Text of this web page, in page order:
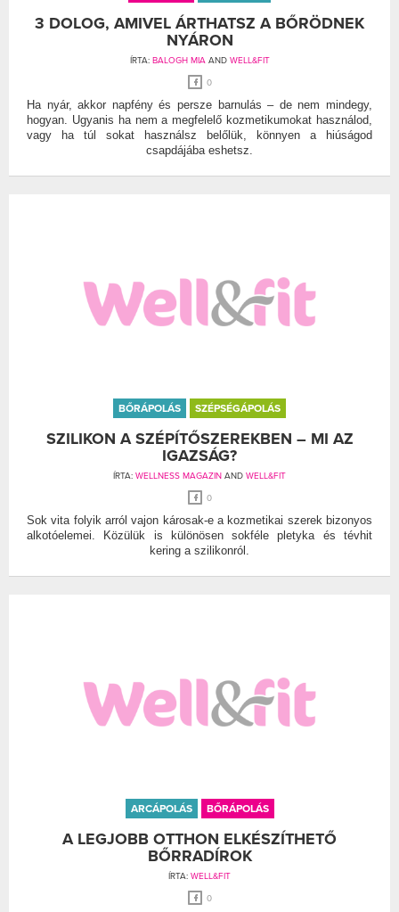
3 DOLOG, AMIVEL ÁRTHATSZ A BŐRÖDNEK
NYÁRON
ÍRTA: BALOGH MIAAND WELL&FIT
0
Ha nyár, akkor napfény és persze barnulás – de nem mindegy,
hogyan. Ugyanis ha nem a megfelelő kozmetikumokat használod,
vagy ha túl sokat használsz belőlük, könnyen a hiúságod
csapdájába eshetsz.
BŐRÁPOLÁS SZÉPSÉGÁPOLÁS
SZILIKON A SZÉPÍTŐSZEREKBEN – MI AZ
IGAZSÁG?
ÍRTA: WELLNESS MAGAZIN AND WELL&FIT
0
Sok vita folyik arról vajon károsak-e a kozmetikai szerek bizonyos
alkotóelemei. Közülük is különösen sokféle pletyka és tévhit
kering a szilikonról.
ARCÁPOLÁS BŐRÁPOLÁS
A LEGJOBB OTTHON ELKÉSZÍTHETŐ
BŐRRADÍROK
ÍRTA: WELL&FIT
0